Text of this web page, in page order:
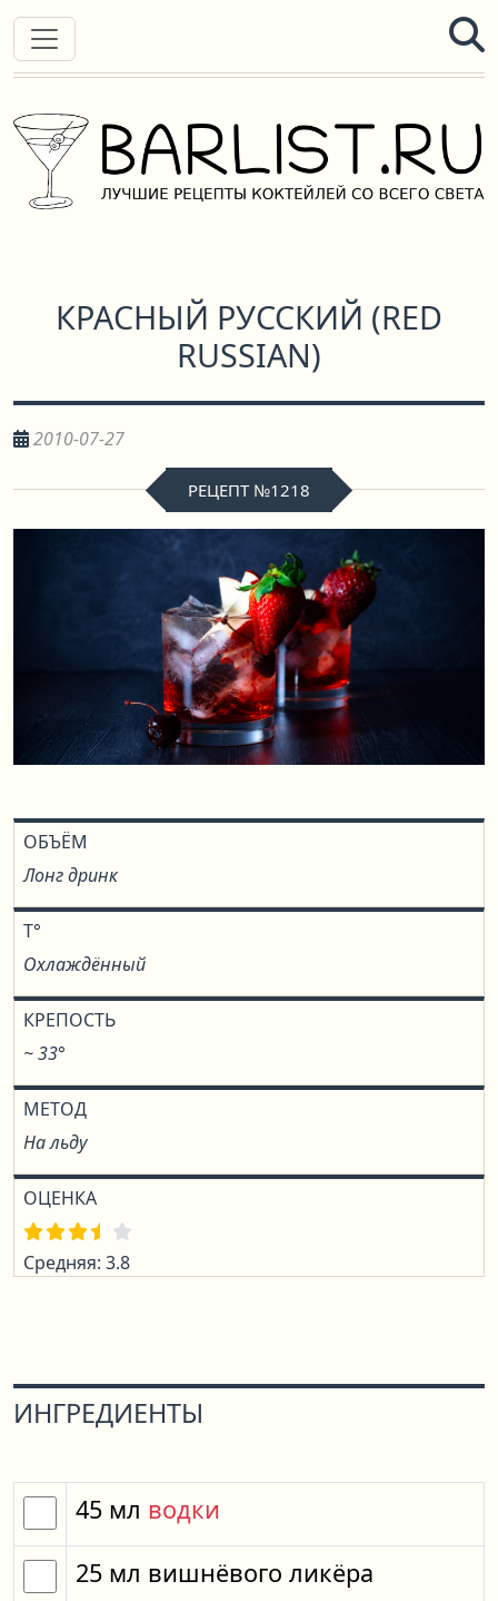
КРАСНЫЙ РУССКИЙ (RED
RUSSIAN)
2010-07-27
РЕЦЕПТ №1218
ОБЪЁМ
Лонг дринк
T°
Охлаждённый
КРЕПОСТЬ
~ 33°
МЕТОД
На льду
ОЦЕНКА
Средняя: 3.8
ИНГРЕДИЕНТЫ
45 мл водки
25 мл вишнёвого ликёра